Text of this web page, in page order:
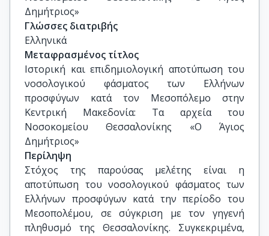
Δημήτριος»
Γλώσσες διατριβής
Ελληνικά
Μεταφρασμένος τίτλος
Ιστορική και επιδημιολογική αποτύπωση του
νοσολογικού φάσματος των Ελλήνων
προσφύγων κατά τον Μεσοπόλεμο στην
Κεντρική Μακεδονία: Τα αρχεία του
Νοσοκομείου Θεσσαλονίκης «Ο Άγιος
Δημήτριος»
Περίληψη
Στόχος της παρούσας μελέτης είναι η
αποτύπωση του νοσολογικού φάσματος των
Ελλήνων προσφύγων κατά την περίοδο του
Μεσοπολέμου, σε σύγκριση με τον γηγενή
πληθυσμό της Θεσσαλονίκης. Συγκεκριμένα,